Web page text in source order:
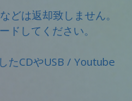
どは返却致しません。
してください。
たCDやUSB / Youtube